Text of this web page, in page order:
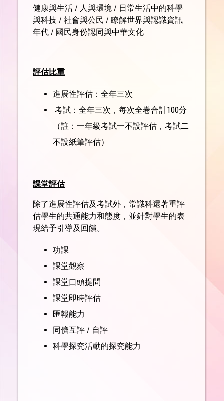
健康與生活 / 人與環境 / 日常生活中的科學
與科技 / 社會與公民 / 瞭解世界與認識資訊
年代 / 國民身份認同與中華文化
評估比重
進展性評估：全年三次
考試：全年三次，每次全卷合計100分
（註：一年級考試一不設評估，考試二
不設紙筆評估）
課堂評估
除了進展性評估及考試外，常識科還著重評
估學生的共通能力和態度，並針對學生的表
現給予引導及回饋。
功課
課堂觀察
課堂口頭提問
課堂即時評估
匯報能力
同儕互評 / 自評
科學探究活動的探究能力